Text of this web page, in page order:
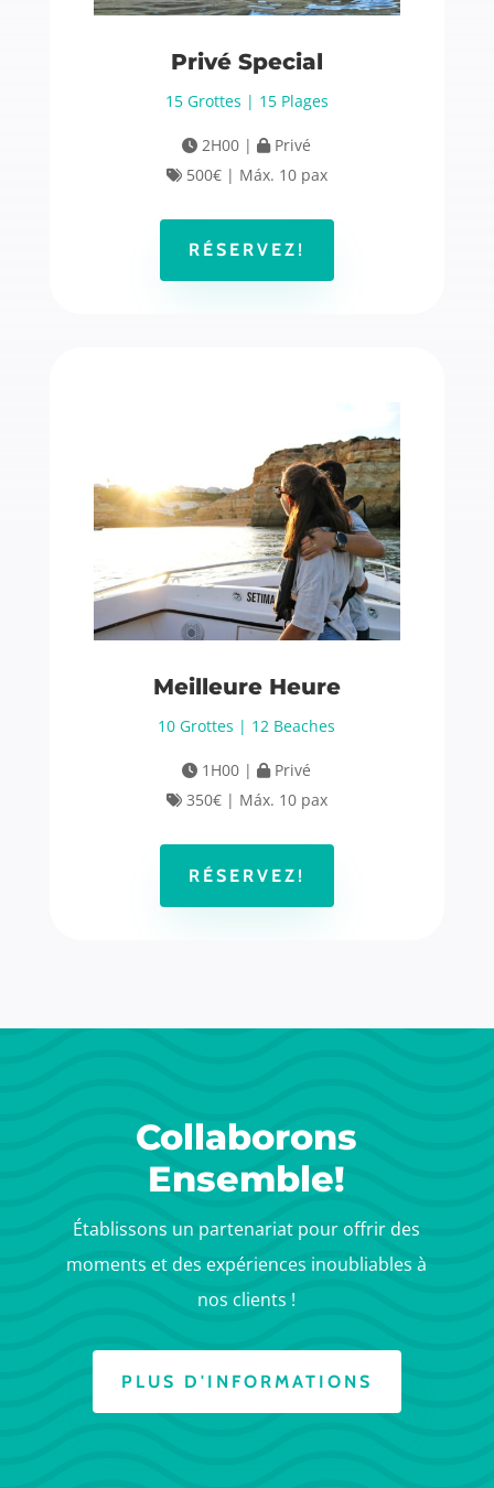
Privé Special
15 Grottes | 15 Plages
2H00 |
Privé
500€ | Máx. 10 pax
RÉSERVEZ!
Meilleure Heure
10 Grottes | 12 Beaches
1H00 |
Privé
350€ | Máx. 10 pax
RÉSERVEZ!
Collaborons
Ensemble!
Établissons un partenariat pour offrir des
moments et des expériences inoubliables à
nos clients !
PLUS D'INFORMATIONS